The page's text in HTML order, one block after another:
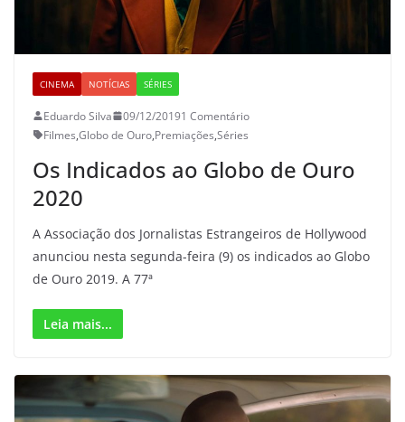
CINEMA NOTÍCIAS SÉRIES
Eduardo Silva 09/12/20191 Comentário
Filmes,Globo de Ouro,Premiações,Séries
Os Indicados ao Globo de Ouro
2020
A Associação dos Jornalistas Estrangeiros de Hollywood
anunciou nesta segunda-feira (9) os indicados ao Globo
de Ouro 2019. A 77ª
Leia mais...